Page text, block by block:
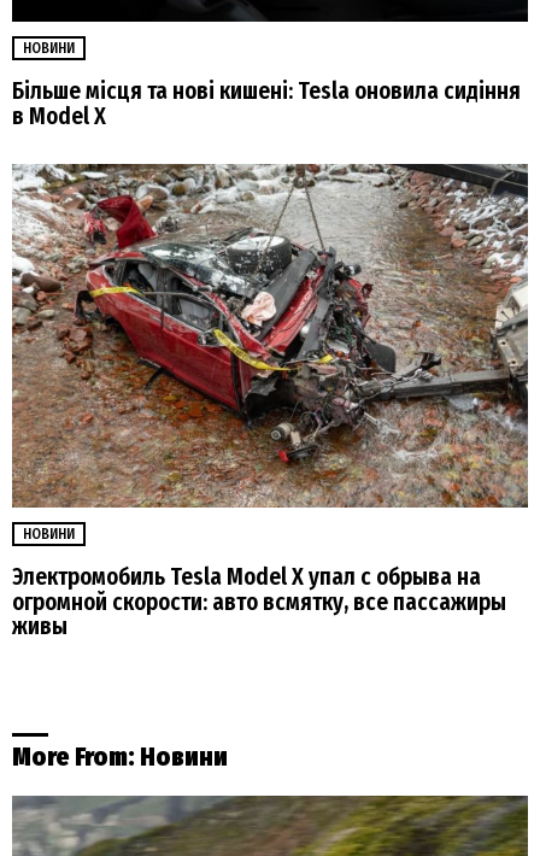
НОВИНИ
Більше місця та нові кишені: Tesla оновила сидіння
в Model X
НОВИНИ
Электромобиль Tesla Model X упал с обрыва на
огромной скорости: авто всмятку, все пассажиры
живы
More From: Новини